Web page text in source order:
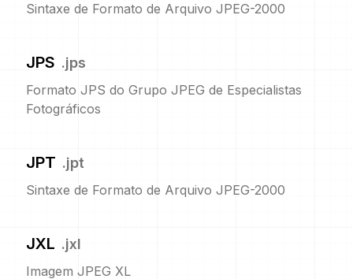
Sintaxe de Formato de Arquivo JPEG-2000
JPS .jps
Formato JPS do Grupo JPEG de Especialistas
Fotográficos
JPT .jpt
Sintaxe de Formato de Arquivo JPEG-2000
JXL .jxl
Imagem JPEG XL